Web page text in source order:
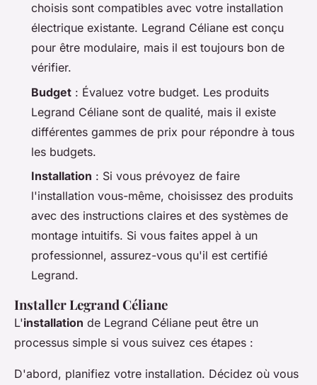
choisis sont compatibles avec votre installation
électrique existante. Legrand Céliane est conçu
pour être modulaire, mais il est toujours bon de
vérifier.
Budget : Évaluez votre budget. Les produits
Legrand Céliane sont de qualité, mais il existe
différentes gammes de prix pour répondre à tous
les budgets.
Installation : Si vous prévoyez de faire
l'installation vous-même, choisissez des produits
avec des instructions claires et des systèmes de
montage intuitifs. Si vous faites appel à un
professionnel, assurez-vous qu'il est certifié
Legrand.
Installer Legrand Céliane
L'installation de Legrand Céliane peut être un
processus simple si vous suivez ces étapes :
D'abord, planifiez votre installation. Décidez où vous